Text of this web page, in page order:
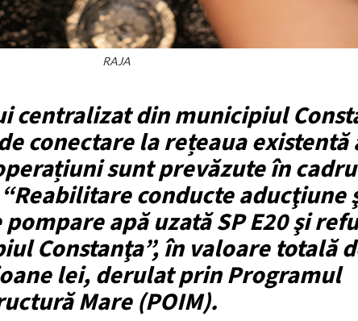
RAJA
centralizat din municipiul
conectare la rețeaua
sunt prevăzute în
conducte aducţiune
apă uzată SP E20 şi
Constanţa”, în valoare totală
lei, derulat prin Programul
Mare (POIM).